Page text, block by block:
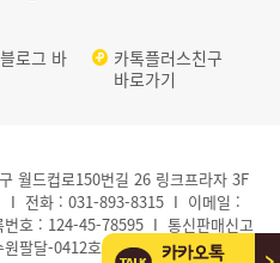
로그 바
카톡플러스친구
바로가기
월드컵로150번길 26 링크프라자 3F
I 전화 : 031-893-8315 I 이메일 :
호 : 124-45-78595 I 통신판매신고
팔달-0412호